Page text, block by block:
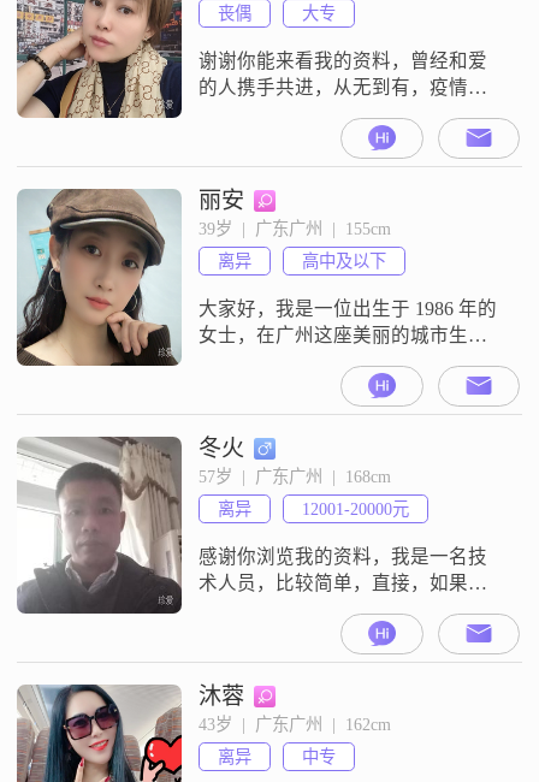
丧偶
大专
谢谢你能来看我的资料，曾经和爱
的人携手共进，从无到有，疫情期
间慢慢再从有到无，最终一场意外
彻底把他从我身边夺走，留下了刚
满 4 岁的女儿，接受不了突然的离
开，经历了三年煎熬，终于走了出
来，想要更好的生活，明白了人总
要向阳而生，目前有份自己的小事
业，收入不稳定，但收入最低能
1w+，想寻找一位喜欢小孩，有爱
心，责任心的，
丽安
39岁  |  广东广州  |  155cm
离异
高中及以下
大家好，我是一位出生于 1986 年的
女士，在广州这座美丽的城市生
活。我的身高是 155cm，虽然不算
特别高挑，但我相信内在的品质更
重要。我的月收入在 3001 - 5000 元
之间，能够满足基本的生活需求。
我的学历是高中及以下，但我一直
在努力学习和提升自己。我性格真
诚可靠，善解人意，总是希望能站
在对方的角度去思考问题
冬火
57岁  |  广东广州  |  168cm
离异
12001-20000元
感谢你浏览我的资料，我是一名技
术人员，比较简单，直接，如果你
真诚找另一半可以相互了解，如果
没诚意不要打扰，大家都忙，没时
间用来这平台上视频，聊天，我性
格随和，喜欢开玩笑，交际差些，
不求你多能干，多富有，只求两个
人合得来，有话说，相互陪伴，扶
持，什么金钱，地位，学历不在
沐蓉
43岁  |  广东广州  |  162cm
离异
中专